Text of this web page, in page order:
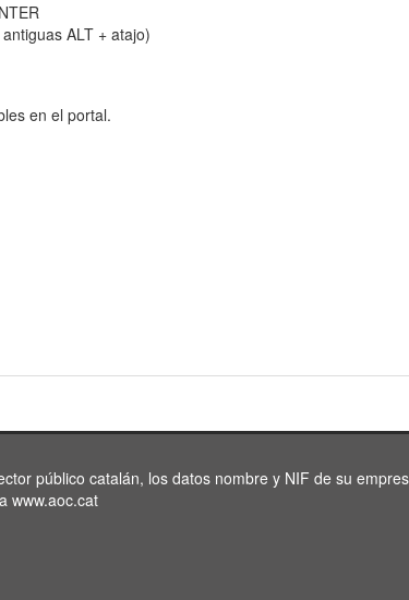
ALT + atajo)
en el portal.
público catalán, los datos nombre y NIF de su
www.aoc.cat